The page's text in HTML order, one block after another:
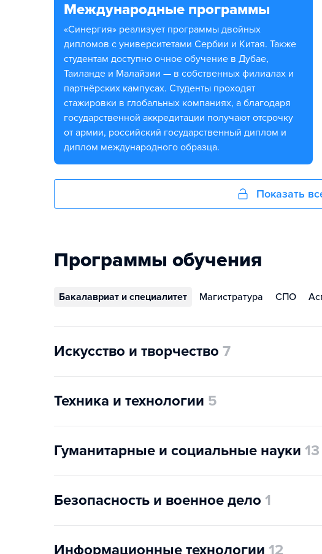
Международные программы
«Синергия» реализует программы двойных
дипломов с университетами Сербии и Китая. Также
студентам доступно очное обучение в Дубае,
Таиланде и Малайзии — в собственных филиалах и
партнёрских кампусах. Студенты проходят
стажировки в глобальных компаниях, а благодаря
государственной аккредитации получают отсрочку
от армии, российский государственный диплом и
диплом международного образца.
Показать
Программы обучения
Бакалавриат и специалитет Магистратура СПО
Искусство и творчество 7
Техника и технологии 5
Гуманитарные и социальные науки 13
Безопасность и военное дело 1
Информационные технологии 12